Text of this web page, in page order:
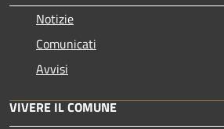
Notizie
Comunicati
Avvisi
VIVERE IL COMUNE